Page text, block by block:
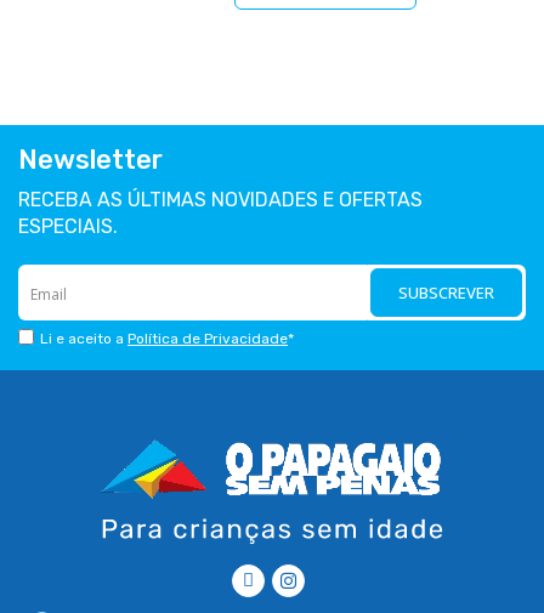
Newsletter
RECEBA AS ÚLTIMAS NOVIDADES E OFERTAS
ESPECIAIS.
SUBSCREVER
Li e aceito a Política de Privacidade*